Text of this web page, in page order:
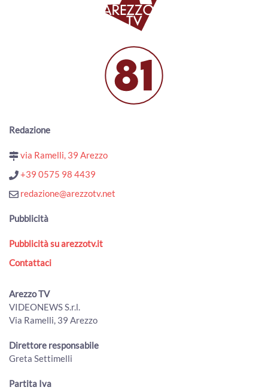
Il neo Prefetto di Arezzo Fabrizio Stelo: "a disposizione del
00:03:45 - Lunedì, 03 Agosto 2026
Si rifugia in un bar per sfuggire al compagno violento:
00:01:10 - Lunedì, 03 Agosto 2026
00:02:49 - Sabato, 01 Agosto 2026
Quindicenne fa arrestare i “finti Carabinieri” che avevano
truffato il nonno
Truffe ed estorsioni a 1.200 anziane con le vendite porta
38enne
00:01:00 - Mercoledì, 29 Luglio 2026
Arezzo. Cane salvato dalla Polizia sull’A1 e affidato
all'Enpa
Redazione
via Ramelli, 39 Arezzo
+39 0575 98 4439
redazione@arezzotv.net
Pubblicità
Pubblicità su arezzotv.it
Contattaci
Arezzo TV
VIDEONEWS S.r.l.
Via Ramelli, 39 Arezzo
Direttore responsabile
Greta Settimelli
Partita Iva